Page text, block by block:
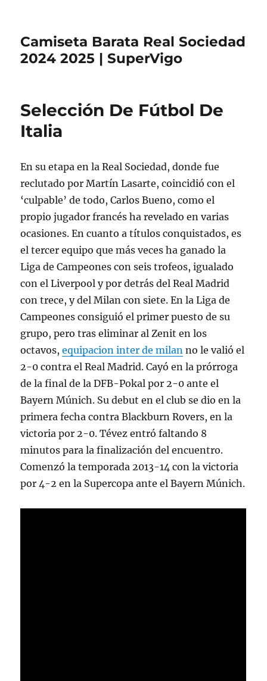
Camiseta Barata Real Sociedad
2024 2025 | SuperVigo
Selección De Fútbol De
Italia
En su etapa en la Real Sociedad, donde fue
reclutado por Martín Lasarte, coincidió con el
‘culpable’ de todo, Carlos Bueno, como el
propio jugador francés ha revelado en varias
ocasiones. En cuanto a títulos conquistados, es
el tercer equipo que más veces ha ganado la
Liga de Campeones con seis trofeos, igualado
con el Liverpool y por detrás del Real Madrid
con trece, y del Milan con siete. En la Liga de
Campeones consiguió el primer puesto de su
grupo, pero tras eliminar al Zenit en los
octavos,equipacion inter de milan no le valió el
2-0 contra el Real Madrid. Cayó en la prórroga
de la final de la DFB-Pokal por 2-0 ante el
Bayern Múnich. Su debut en el club se dio en la
primera fecha contra Blackburn Rovers, en la
victoria por 2-0. Tévez entró faltando 8
minutos para la finalización del encuentro.
Comenzó la temporada 2013-14 con la victoria
por 4-2 en la Supercopa ante el Bayern Múnich.